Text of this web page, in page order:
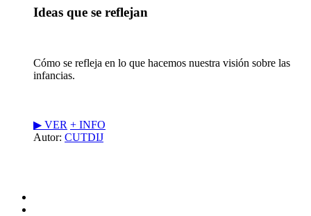
Ideas que se reflejan
Cómo se refleja en lo que hacemos nuestra visión sobre las
infancias.
▶︎ VER + INFO
Autor: CUTDIJ